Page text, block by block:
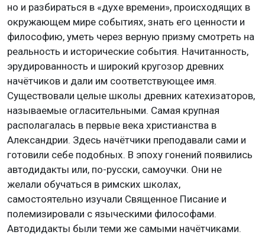
но и разбираться в «духе времени», происходящих в
окружающем мире событиях, знать его ценности и
философию, уметь через верную призму смотреть на
реальность и исторические события. Начитанность,
эрудированность и широкий кругозор древних
начётчиков и дали им соответствующее имя.
Существовали целые школы древних катехизаторов,
называемые огласительными. Самая крупная
располагалась в первые века христианства в
Александрии. Здесь начётчики преподавали сами и
готовили себе подобных. В эпоху гонений появились
автодидакты или, по-русски, самоучки. Они не
желали обучаться в римских школах,
самостоятельно изучали Священное Писание и
полемизировали с языческими философами.
Автодидакты были теми же самыми начётчиками.